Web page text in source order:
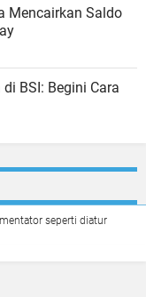
Mencairkan Saldo
BSI: Begini Cara
seperti diatur